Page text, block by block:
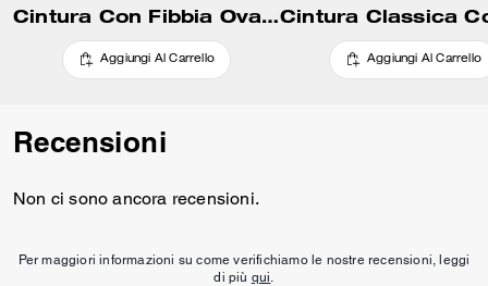
Cintura Con Fibbia Ovale, 32 Mm
Aggiungi Al Carrello Aggiungi Al Carrello
Recensioni
Non ci sono ancora recensioni.
Per maggiori informazioni su come verifichiamo le nostre recensioni, leggi
di più qui